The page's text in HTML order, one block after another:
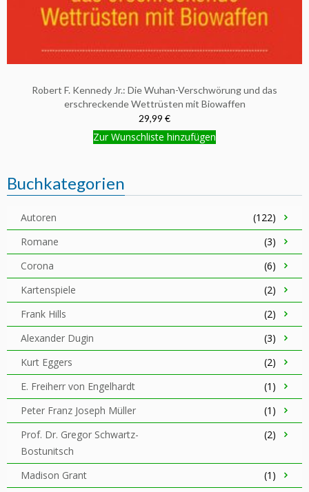
Robert F. Kennedy Jr.: Die Wuhan-Verschwörung und das
erschreckende Wettrüsten mit Biowaffen
29,99 €
Zur Wunschliste hinzufügen
Buchkategorien
Autoren
(122)
Romane
(3)
Corona
(6)
Kartenspiele
(2)
Frank Hills
(2)
Alexander Dugin
(3)
Kurt Eggers
(2)
E. Freiherr von Engelhardt
(1)
Peter Franz Joseph Müller
(1)
Prof. Dr. Gregor Schwartz-
Bostunitsch
(2)
Madison Grant
(1)